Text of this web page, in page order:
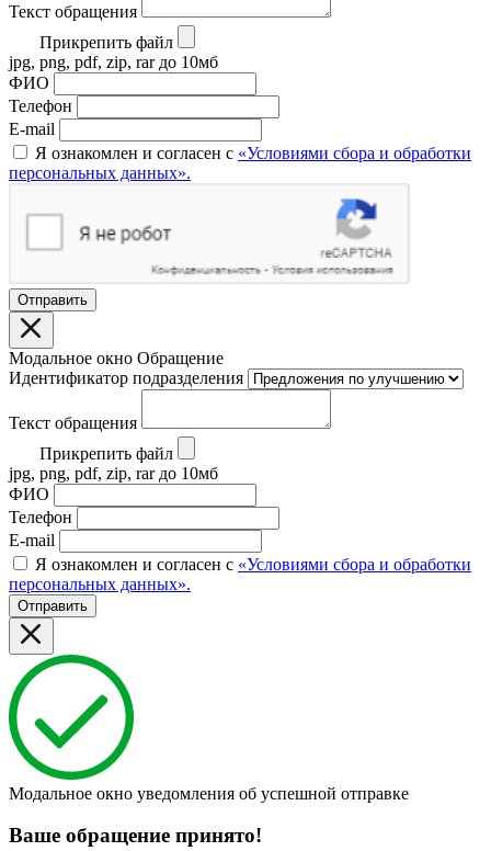
Текст обращения
Прикрепить файл
jpg, png, pdf, zip, rar до 10мб
ФИО
Телефон
E-mail
Я ознакомлен и согласен с «Условиями сбора и обработки
персональных данных».
Отправить
Модальное окно Обращение
Идентификатор подразделения
Текст обращения
Прикрепить файл
jpg, png, pdf, zip, rar до 10мб
ФИО
Телефон
E-mail
Я ознакомлен и согласен с «Условиями сбора и обработки
персональных данных».
Отправить
Модальное окно уведомления об успешной отправке
Ваше обращение принято!